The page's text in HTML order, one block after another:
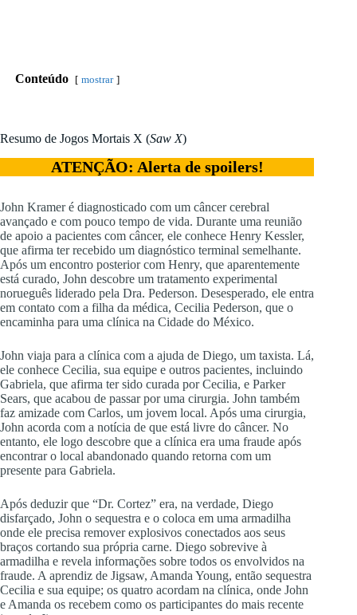
Conteúdo mostrar
Resumo de Jogos Mortais X (Saw X)
ATENÇÃO: Alerta de spoilers!
John Kramer é diagnosticado com um câncer cerebral
avançado e com pouco tempo de vida. Durante uma reunião
de apoio a pacientes com câncer, ele conhece Henry Kessler,
que afirma ter recebido um diagnóstico terminal semelhante.
Após um encontro posterior com Henry, que aparentemente
está curado, John descobre um tratamento experimental
norueguês liderado pela Dra. Pederson. Desesperado, ele entra
em contato com a filha da médica, Cecilia Pederson, que o
encaminha para uma clínica na Cidade do México.
John viaja para a clínica com a ajuda de Diego, um taxista. Lá,
ele conhece Cecilia, sua equipe e outros pacientes, incluindo
Gabriela, que afirma ter sido curada por Cecilia, e Parker
Sears, que acabou de passar por uma cirurgia. John também
faz amizade com Carlos, um jovem local. Após uma cirurgia,
John acorda com a notícia de que está livre do câncer. No
entanto, ele logo descobre que a clínica era uma fraude após
encontrar o local abandonado quando retorna com um
presente para Gabriela.
Após deduzir que “Dr. Cortez” era, na verdade, Diego
disfarçado, John o sequestra e o coloca em uma armadilha
onde ele precisa remover explosivos conectados aos seus
braços cortando sua própria carne. Diego sobrevive à
armadilha e revela informações sobre todos os envolvidos na
fraude. A aprendiz de Jigsaw, Amanda Young, então sequestra
Cecilia e sua equipe; os quatro acordam na clínica, onde John
e Amanda os recebem como os participantes do mais recente